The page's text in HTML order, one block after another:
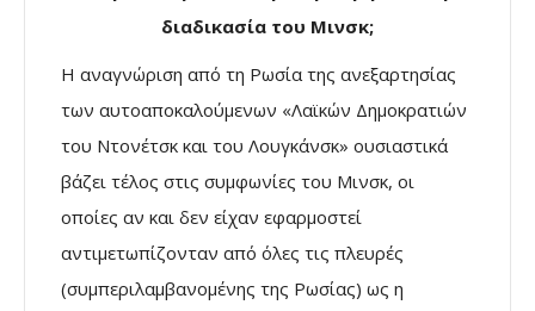
διαδικασία του Μινσκ;
Η αναγνώριση από τη Ρωσία της ανεξαρτησίας
των αυτοαποκαλούμενων «Λαϊκών Δημοκρατιών
του Ντονέτσκ και του Λουγκάνσκ» ουσιαστικά
βάζει τέλος στις συμφωνίες του Μινσκ, οι
οποίες αν και δεν είχαν εφαρμοστεί
αντιμετωπίζονταν από όλες τις πλευρές
(συμπεριλαμβανομένης της Ρωσίας) ως η